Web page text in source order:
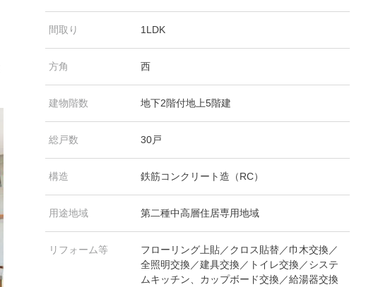
間取り 1LDK
方角 西
建物階数 地下2階付地上5階建
総戸数 30戸
構造 鉄筋コンクリート造（RC）
用途地域 第二種中高層住居専用地域
リフォーム等
フローリング上貼／クロス貼替／巾木交換／
全照明交換／建具交換／トイレ交換／システ
ムキッチン、カップボード交換／給湯器交換